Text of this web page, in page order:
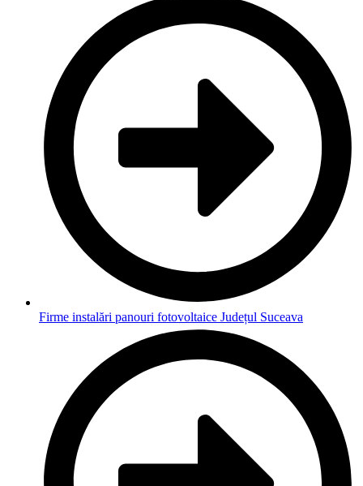
Firme instalări panouri fotovoltaice Județul Suceava